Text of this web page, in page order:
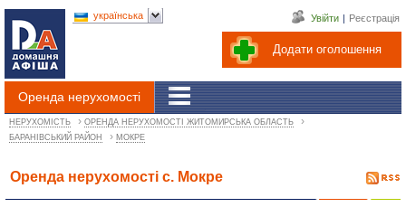
Додати оголошення
Увійти | Реєстрація
Оренда нерухомості
українська
НЕРУХОМІСТЬ › ОРЕНДА НЕРУХОМОСТІ ЖИТОМИРСЬКА ОБЛАСТЬ ›
БАРАНІВСЬКИЙ РАЙОН › МОКРЕ
Оренда нерухомості с. Мокре